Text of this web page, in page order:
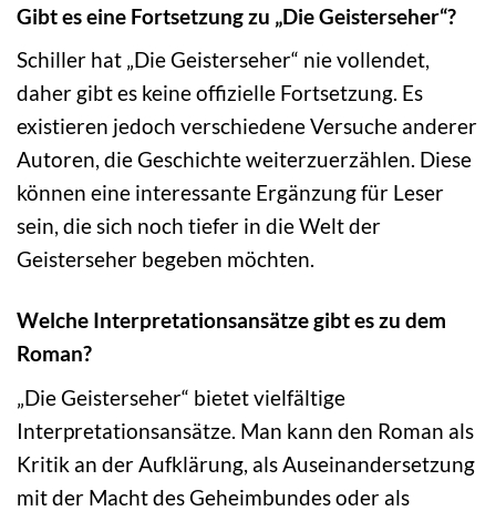
Gibt es eine Fortsetzung zu „Die Geisterseher“?
Schiller hat „Die Geisterseher“ nie vollendet,
daher gibt es keine offizielle Fortsetzung. Es
existieren jedoch verschiedene Versuche anderer
Autoren, die Geschichte weiterzuerzählen. Diese
können eine interessante Ergänzung für Leser
sein, die sich noch tiefer in die Welt der
Geisterseher begeben möchten.
Welche Interpretationsansätze gibt es zu dem
Roman?
„Die Geisterseher“ bietet vielfältige
Interpretationsansätze. Man kann den Roman als
Kritik an der Aufklärung, als Auseinandersetzung
mit der Macht des Geheimbundes oder als